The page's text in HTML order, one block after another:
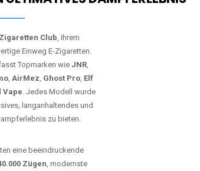
Club, Ihrem
Einweg E-Zigaretten.
Topmarken wie JNR,
, AirMez, Ghost Pro, Elf
Vape. Jedes Modell wurde
langanhaltendes und
zu bieten.
eine beeindruckende
Zügen, modernste